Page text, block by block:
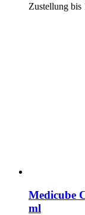
Zustellung bis
Medicube
ml